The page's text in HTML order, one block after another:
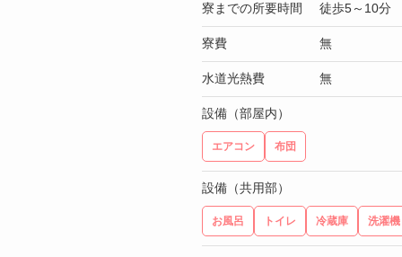
寮までの所要時間 徒歩5～10分
寮費 無
水道光熱費 無
設備（部屋内）
エアコン 布団
設備（共用部）
お風呂 トイレ 冷蔵庫 洗濯機